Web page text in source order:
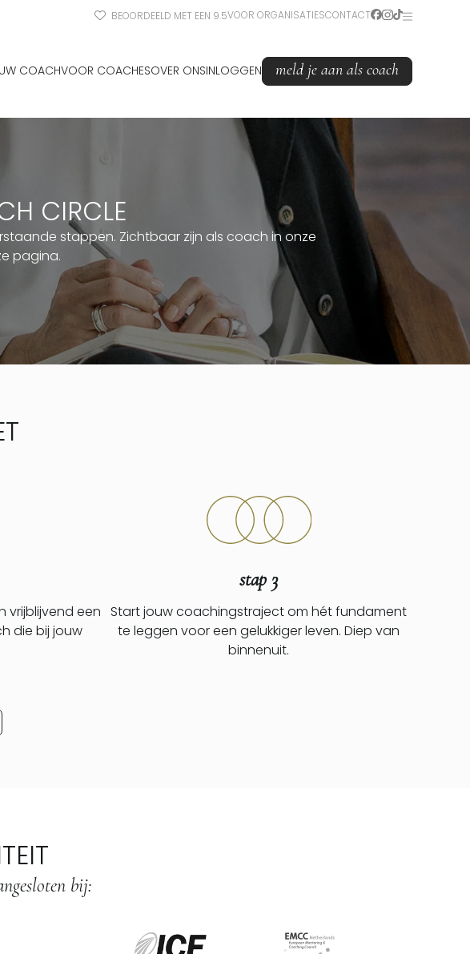
BEOORDEELD MET EEN 9.5VOOR ORGANISATIESCONTACT
COACHVOOR COACHESOVER ONSINLOGGEN meld je aan als coach
CIRCLE
stappen. Zichtbaar zijn als coach in onze
pagina.
vrijblijvend een
die bij jouw
stap 3
Start jouw coachingstraject om hét fundament
te leggen voor een gelukkiger leven. Diep van
binnenuit.
bij: